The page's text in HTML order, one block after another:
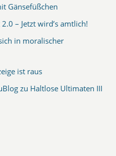
Gänsefüßchen
– Jetzt wird’s amtlich!
in moralischer
ist raus
zu Haltlose Ultimaten III